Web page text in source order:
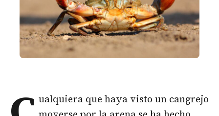
ualquiera que haya visto un cangrejo